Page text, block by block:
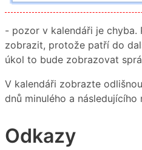
- pozor v kalendáři je chyba.
zobrazit, protože patří do
úkol to bude zobrazovat
V kalendáři zobrazte
dnů minulého a následujícího
Odkazy